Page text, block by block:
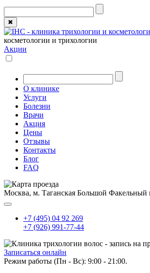
✖
косметологии и трихологии
Акции
О клинике
Услуги
Болезни
Врачи
Акция
Цены
Отзывы
Контакты
Блог
FAQ
Москва, м. Таганская Большой Факельный
+7 (495) 04 92 269
+7 (926) 991-77-44
Записаться онлайн
Режим работы (Пн - Вс): 9:00 - 21:00.